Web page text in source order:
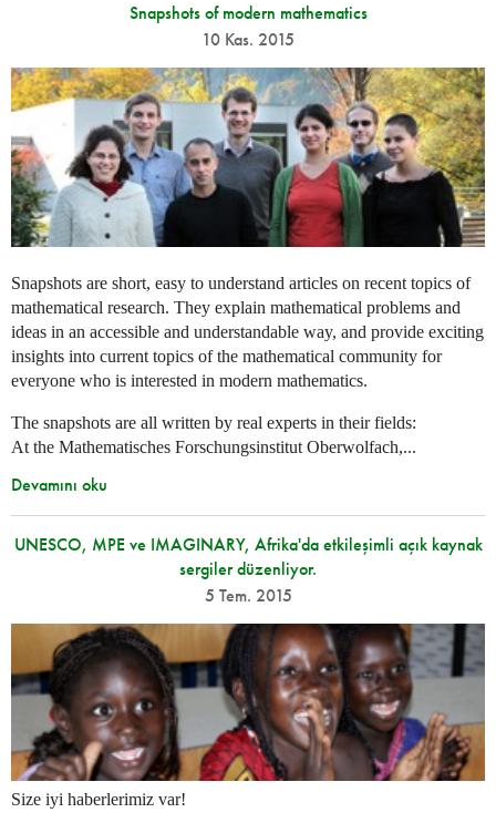
Snapshots of modern mathematics
10 Kas. 2015
Snapshots are short, easy to understand articles on recent topics of
mathematical research. They explain mathematical problems and
ideas in an accessible and understandable way, and provide exciting
insights into current topics of the mathematical community for
everyone who is interested in modern mathematics.
The snapshots are all written by real experts in their fields:
At the Mathematisches Forschungsinstitut Oberwolfach,...
Devamını oku
UNESCO, MPE ve IMAGINARY, Afrika'da etkileşimli açık kaynak
sergiler düzenliyor.
5 Tem. 2015
Size iyi haberlerimiz var!